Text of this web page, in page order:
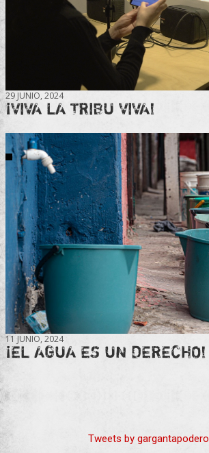
29 JUNIO, 2024
¡VIVA LA TRIBU VIVA!
11 JUNIO, 2024
¡EL AGUA ES UN DERECHO!
Tweets by gargantapodero